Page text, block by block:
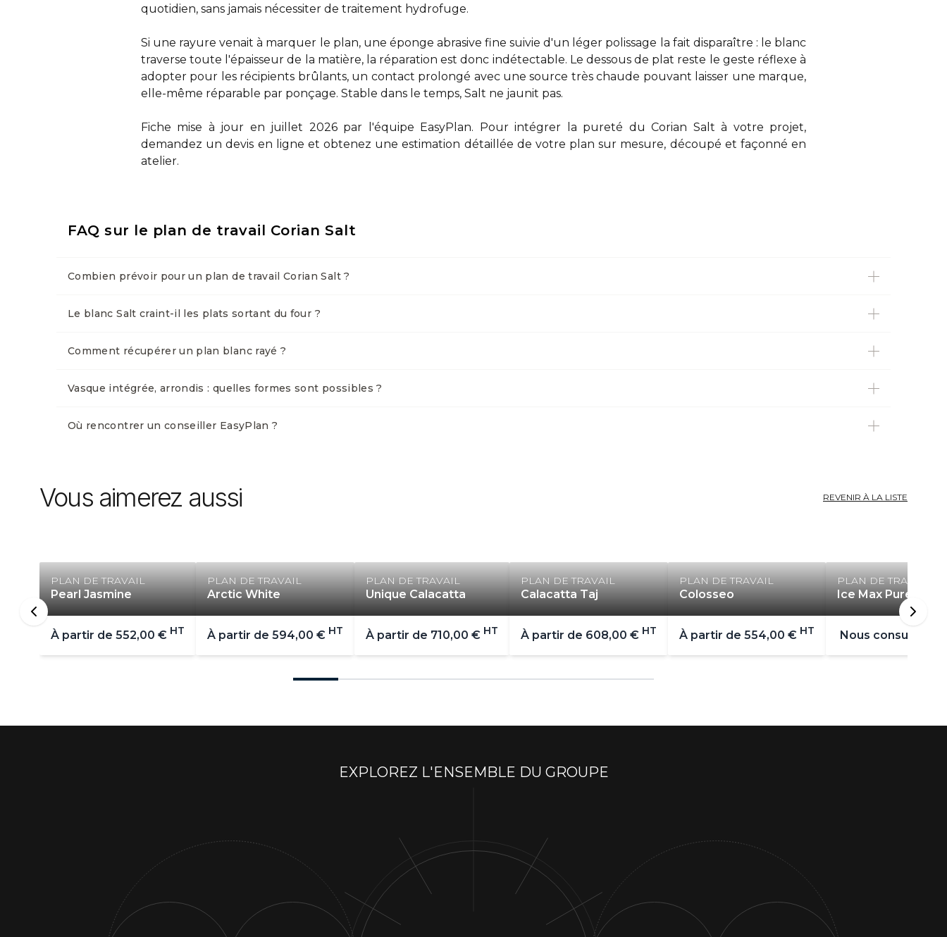
quotidien, sans jamais nécessiter de traitement hydrofuge.
Si une rayure venait à marquer le plan, une éponge abrasive fine suivie d'un léger polissage la fait disparaître : le blanc
traverse toute l'épaisseur de la matière, la réparation est donc indétectable. Le dessous de plat reste le geste réflexe à
adopter pour les récipients brûlants, un contact prolongé avec une source très chaude pouvant laisser une marque,
elle-même réparable par ponçage. Stable dans le temps, Salt ne jaunit pas.
Fiche mise à jour en juillet 2026 par l'équipe EasyPlan. Pour intégrer la pureté du Corian Salt à votre projet,
demandez un devis en ligne et obtenez une estimation détaillée de votre plan sur mesure, découpé et façonné en
atelier.
FAQ sur le plan de travail Corian Salt
Combien prévoir pour un plan de travail Corian Salt ?
Le blanc Salt craint-il les plats sortant du four ?
Comment récupérer un plan blanc rayé ?
Vasque intégrée, arrondis : quelles formes sont possibles ?
Où rencontrer un conseiller EasyPlan ?
Vous aimerez aussi REVENIR À LA LISTE
PLAN DE TRAVAIL
Pearl Jasmine
À partir de 552,00 € HT
PLAN DE TRAVAIL
Arctic White
À partir de 594,00 € HT
PLAN DE TRAVAIL
Unique Calacatta
À partir de 710,00 € HT
PLAN DE TRAVAIL
Calacatta Taj
À partir de 608,00 € HT
PLAN DE TRAVAIL
Colosseo
À partir de 554,00 € HT
PLAN DE TRAVAIL
Ice Max Pure
Nous consulter
EXPLOREZ L'ENSEMBLE DU GROUPE